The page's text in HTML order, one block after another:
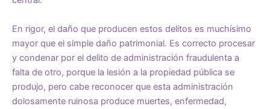
En rigor, el daño que producen estos delitos es muchísimo
mayor que el simple daño patrimonial. Es correcto procesar
y condenar por el delito de administración fraudulenta a
falta de otro, porque la lesión a la propiedad pública se
produjo, pero cabe reconocer que esta administración
dolosamente ruinosa produce muertes, enfermedad,